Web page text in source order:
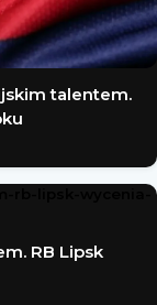
talentem.
RB Lipsk